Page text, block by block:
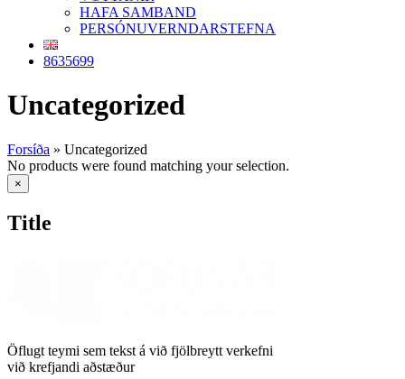
HAFA SAMBAND
PERSÓNUVERNDARSTEFNA
8635699
Uncategorized
Forsíða » Uncategorized
No products were found matching your selection.
Close
product
view
×
Title
Öflugt teymi sem tekst á við fjölbreytt verkefni
við krefjandi aðstæður